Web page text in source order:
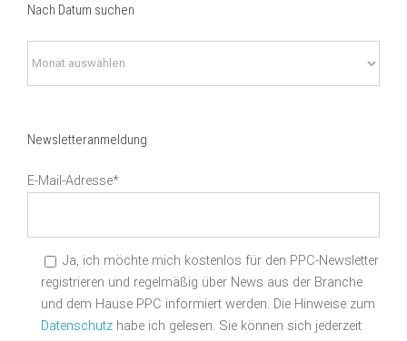
Nach Datum suchen
Datum
Newsletteranmeldung
E-Mail-Adresse*
Ja, ich möchte mich kostenlos für den PPC-Newsletter
registrieren und regelmäßig über News aus der Branche
und dem Hause PPC informiert werden. Die Hinweise zum
Datenschutzhabe ich gelesen. Sie können sich jederzeit